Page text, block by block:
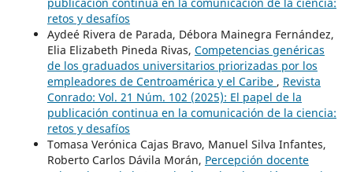
publicación continua en la comunicación de la ciencia:
retos y desafíos
Aydeé Rivera de Parada, Débora Mainegra Fernández,
Elia Elizabeth Pineda Rivas, Competencias genéricas
de los graduados universitarios priorizadas por los
empleadores de Centroamérica y el Caribe , Revista
Conrado: Vol. 21 Núm. 102 (2025): El papel de la
publicación continua en la comunicación de la ciencia:
retos y desafíos
Tomasa Verónica Cajas Bravo, Manuel Silva Infantes,
Roberto Carlos Dávila Morán, Percepción docente